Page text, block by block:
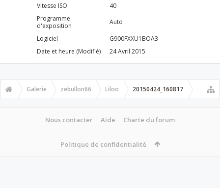
Vitesse ISO
40
Programme
d'exposition
Auto
Logiciel
G900FXXU1BOA3
Date et heure (Modifié)
24 Avril 2015
Galerie zebullon66 Liloo 20150424_160817
Nous contacter Aide Charte du forum
Politique de confidentialité